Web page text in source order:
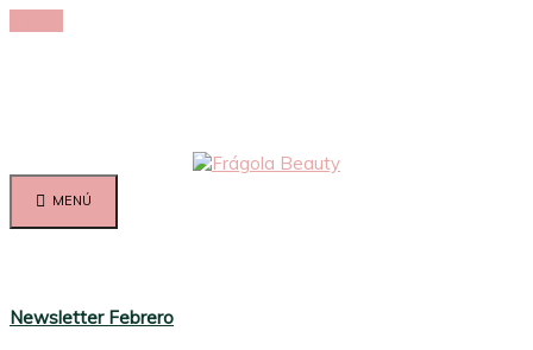
MENÚ
Newsletter Febrero